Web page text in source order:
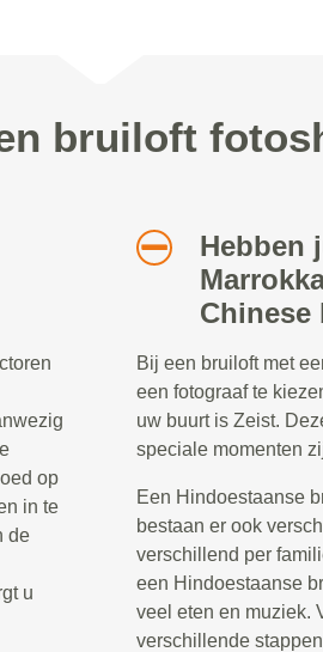
bruiloft
op
in te
de
u
Hebben
Bij een bruiloft met
een fotograaf te
uw buurt is Zeist.
speciale momenten
Een Hindoestaanse
bestaan er ook
verschillend per
een Hindoestaanse
veel eten en muziek.
verschillende